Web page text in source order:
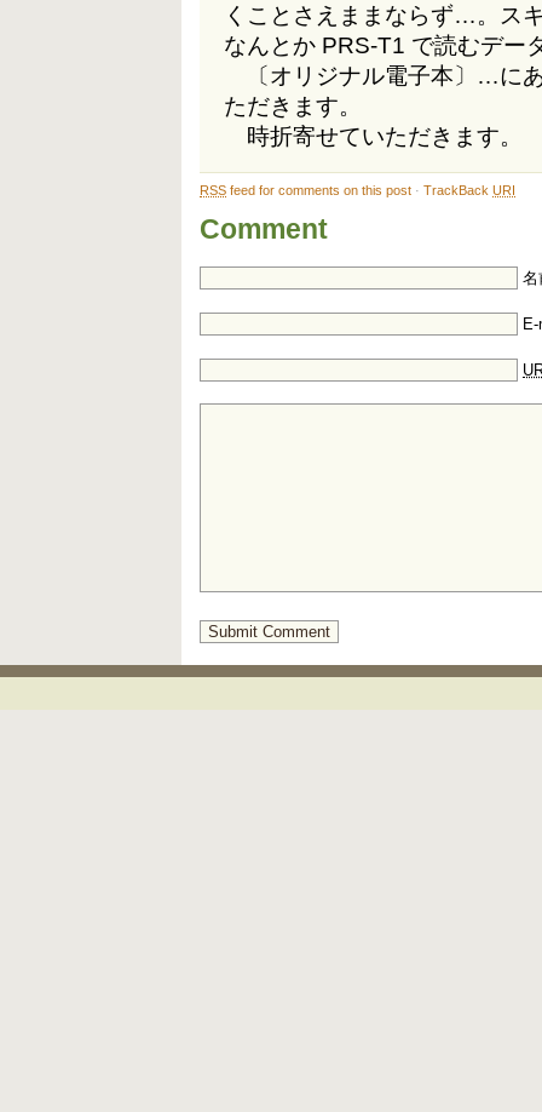
くことさえままならず…。ス
なんとか PRS-T1 で読むデ
〔オリジナル電子本〕…に
ただきます。
時折寄せていただきます。
RSS feed for comments on this post · TrackBack URI
Comment
名